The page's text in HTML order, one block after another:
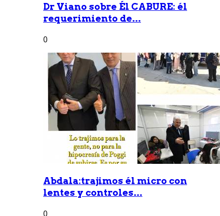
Dr Viano sobre Él CABURE: él
requerimiento de...
0
Abdala:trajimos él micro con
lentes y controles...
0